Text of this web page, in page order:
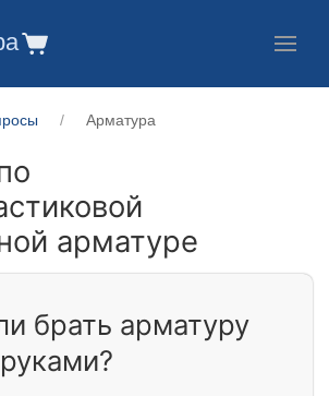
Арматура
арматуре
брать арматуру